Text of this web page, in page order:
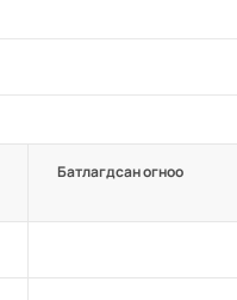
Батлагдсан огноо